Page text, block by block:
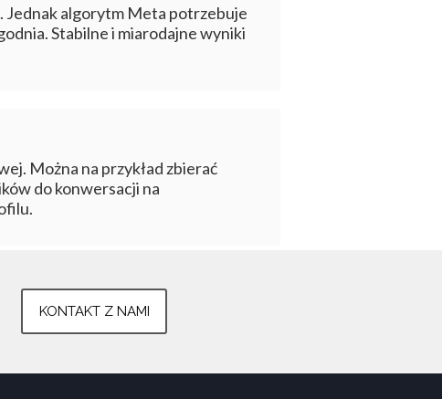
Jednak algorytm Meta potrzebuje
Stabilne i miarodajne wyniki
Można na przykład zbierać
do konwersacji na
KONTAKT Z NAMI